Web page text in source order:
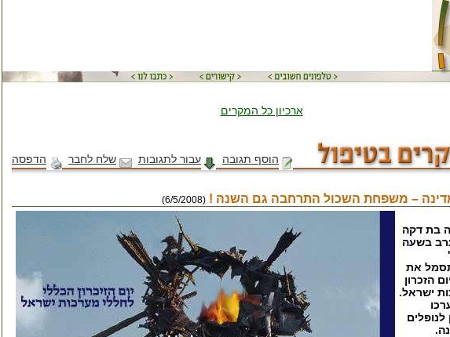
ארכיון כל המקרים
הדפסה שלח לחבר עבור לתגובות הוסף תגובה
(6/5/2008)
בת דקה
בשעה
תסמל את
הזכרון
ישראל.
לנופלים